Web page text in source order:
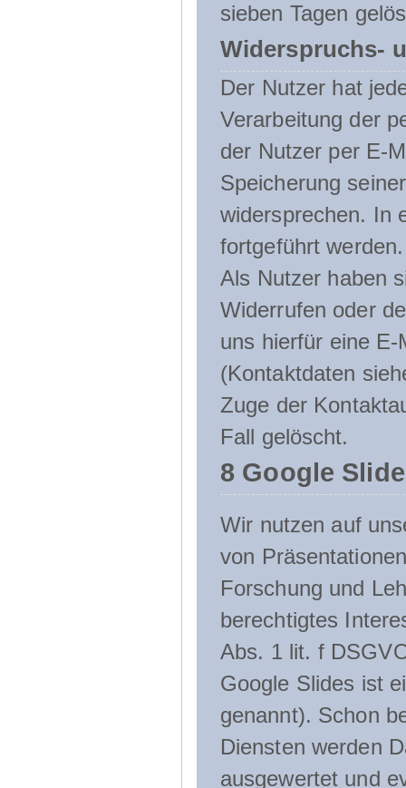
sieben Tagen
Widerspruchs-
Der Nutzer hat
Verarbeitung der
der Nutzer per E-
Speicherung
widersprechen. In
fortgeführt werden.
Als Nutzer haben
Widerrufen oder
uns hierfür eine
(Kontaktdaten
Zuge der
Fall gelöscht.
8 Google
Wir nutzen auf
von
Forschung und
berechtigtes
Abs. 1 lit. f
Google Slides ist
genannt). Schon
Diensten werden
ausgewertet und